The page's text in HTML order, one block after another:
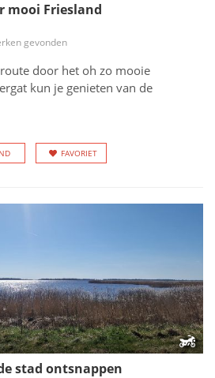
mooi Friesland
gevonden
door het oh zo mooie
kun je genieten van de
FAVORIET
stad ontsnappen